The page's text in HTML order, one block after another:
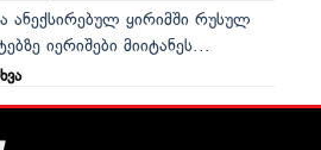
ანექსირებულ ყირიმში რუსულ
იერიშები მიიტანეს...